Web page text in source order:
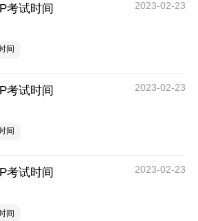
考试时间 2023-02-23
间
考试时间 2023-02-23
间
考试时间 2023-02-23
间